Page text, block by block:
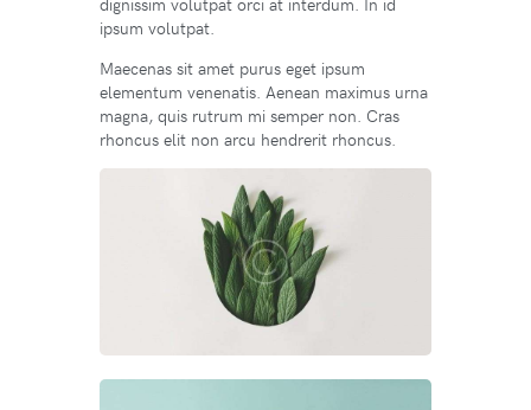
ipsum volutpat.
Maecenas sit amet purus eget ipsum
elementum venenatis. Aenean maximus urna
magna, quis rutrum mi semper non. Cras
rhoncus elit non arcu hendrerit rhoncus.